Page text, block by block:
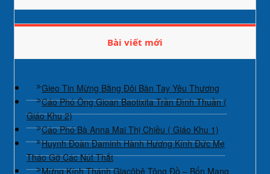
Bài viết mới
Gieo Tin Mừng Bằng Đôi Bàn Tay Yêu Thương
Cáo Phó Ông Gioan Baotixita Trần Đình Thuần (
Giáo Khu 2)
Cáo Phó Bà Anna Mai Thị Chiều ( Giáo Khu 1)
Huynh Đoàn Đaminh Hành Hương Kính Đức Mẹ
Tháo Gỡ Các Nút Thắt
Mừng Kính Thánh Giacôbê Tông Đồ – Bổn Mạng